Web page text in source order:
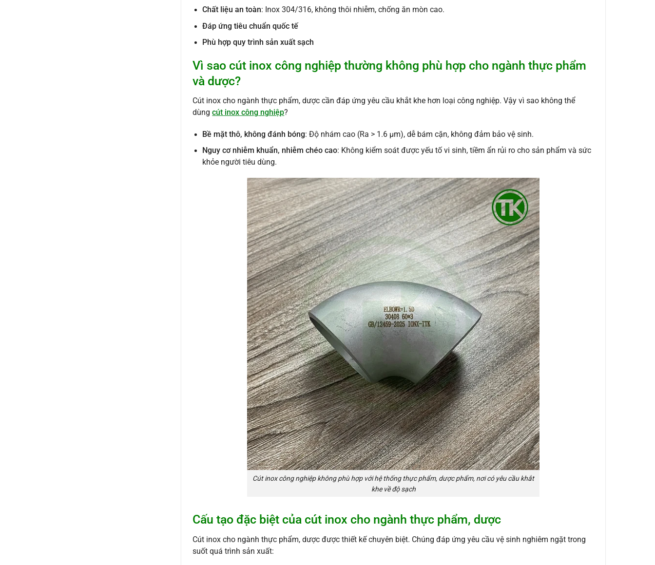
Chất liệu an toàn: Inox 304/316, không thôi nhiễm, chống ăn mòn cao.
Đáp ứng tiêu chuẩn quốc tế
Phù hợp quy trình sản xuất sạch
Vì sao cút inox công nghiệp thường không phù hợp cho ngành thực phẩm
và dược?
Cút inox cho ngành thực phẩm, dược cần đáp ứng yêu cầu khắt khe hơn loại công nghiệp. Vậy vì sao không thể
dùngcút inox công nghiệp?
Bề mặt thô, không đánh bóng: Độ nhám cao (Ra > 1.6 μm), dễ bám cặn, không đảm bảo vệ sinh.
Nguy cơ nhiễm khuẩn, nhiễm chéo cao: Không kiểm soát được yếu tố vi sinh, tiềm ẩn rủi ro cho sản phẩm và sức
khỏe người tiêu dùng.
Cút inox công nghiệp không phù hợp với hệ thống thực phẩm, dược phẩm, nơi có yêu cầu khắt
khe về độ sạch
Cấu tạo đặc biệt của cút inox cho ngành thực phẩm, dược
Cút inox cho ngành thực phẩm, dược được thiết kế chuyên biệt. Chúng đáp ứng yêu cầu vệ sinh nghiêm ngặt trong
suốt quá trình sản xuất: